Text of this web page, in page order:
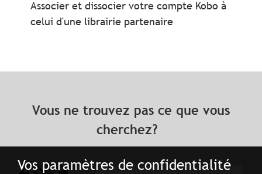
Vos paramètres de confidentialité
Associer et dissocier votre compte Kobo à
celui d'une librairie partenaire
Vous ne trouvez pas ce que vous
cherchez?